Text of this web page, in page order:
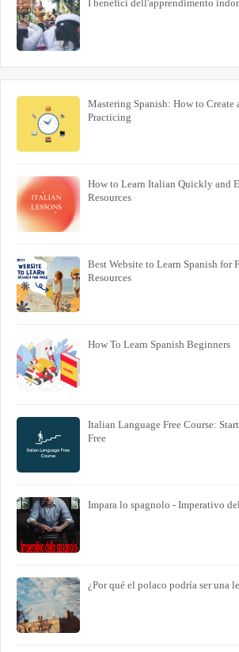
I benefici dell'apprendimento
Mastering Spanish: How to
Practicing
How to Learn Italian Quickly and
Resources
Best Website to Learn Spanish for
Resources
How To Learn Spanish Beginners
Italian Language Free Course:
Free
Impara lo spagnolo - Imperativo
¿Por qué el polaco podría ser una